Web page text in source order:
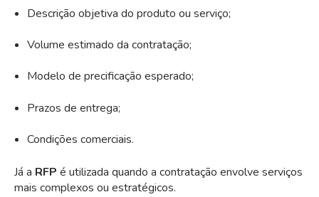
Descrição objetiva do produto ou serviço;
Volume estimado da contratação;
Modelo de precificação esperado;
Prazos de entrega;
Condições comerciais.
Já a RFP é utilizada quando a contratação envolve serviços
mais complexos ou estratégicos.